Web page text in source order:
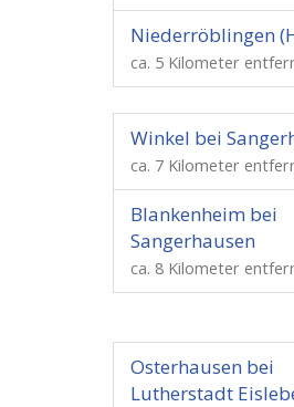
Niederröblingen
ca. 5 Kilometer
Winkel bei
ca. 7 Kilometer
Blankenheim bei
Sangerhausen
ca. 8 Kilometer
Osterhausen bei
Lutherstadt